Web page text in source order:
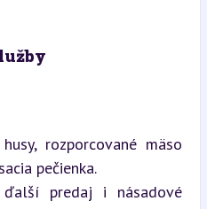
rozporcované mäso
pečienka.
predaj i násadové